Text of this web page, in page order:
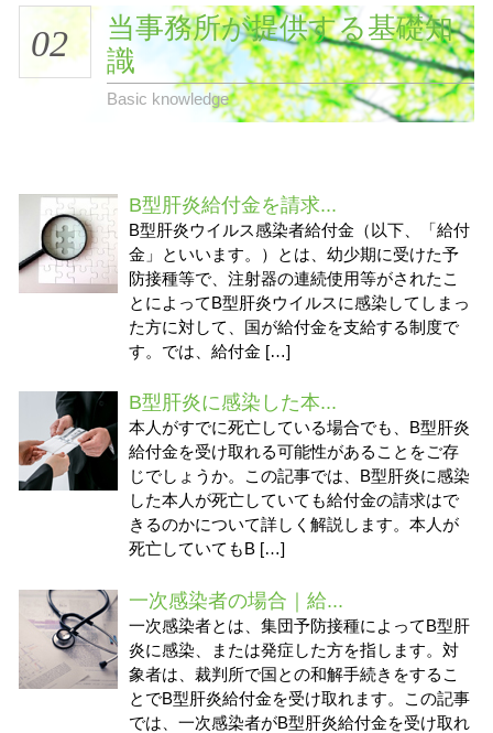
02
当事務所が提供する基礎知
識
Basic knowledge
B型肝炎給付金を請求...
B型肝炎ウイルス感染者給付金（以下、「給付
金」といいます。）とは、幼少期に受けた予
防接種等で、注射器の連続使用等がされたこ
とによってB型肝炎ウイルスに感染してしまっ
た方に対して、国が給付金を支給する制度で
す。では、給付金 […]
B型肝炎に感染した本...
本人がすでに死亡している場合でも、B型肝炎
給付金を受け取れる可能性があることをご存
じでしょうか。この記事では、B型肝炎に感染
した本人が死亡していても給付金の請求はで
きるのかについて詳しく解説します。本人が
死亡していてもB […]
一次感染者の場合｜給...
一次感染者とは、集団予防接種によってB型肝
炎に感染、または発症した方を指します。対
象者は、裁判所で国との和解手続きをするこ
とでB型肝炎給付金を受け取れます。この記事
では、一次感染者がB型肝炎給付金を受け取れ